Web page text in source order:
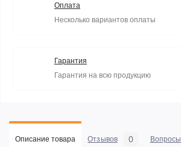
Оплата
Несколько вариантов оплаты
Гарантия
Гарантия на всю продукцию
Описание товара Отзывов 0 Вопросы